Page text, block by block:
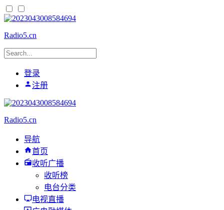
Radio5.cn
登录
注册
Radio5.cn
导航
首页
收听广播
收听榜
电台分类
电视直播